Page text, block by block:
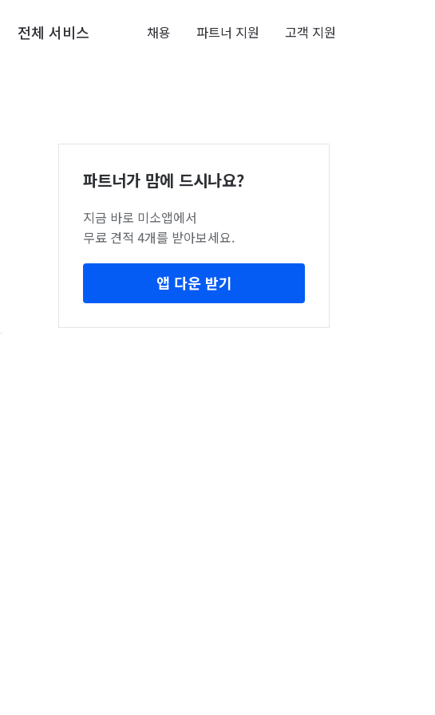
전체 서비스 채용 파트너 지원 고객 지원
파트너가 맘에 드시나요?
지금 바로 미소앱에서
무료 견적 4개를 받아보세요.
앱 다운 받기